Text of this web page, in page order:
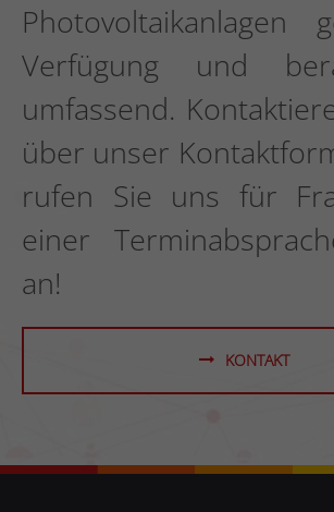
Photovoltaikanlagen
Verfügung und
umfassend.
über unser
rufen Sie uns für
einer
an!
KONTAKT